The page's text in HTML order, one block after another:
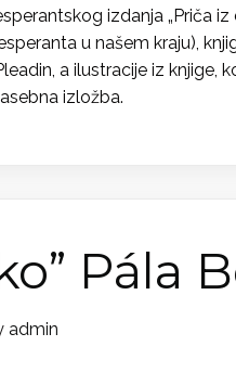
izdanja „Priča
u našem kraju),
a ilustracije iz
izložba.
Pála
admin